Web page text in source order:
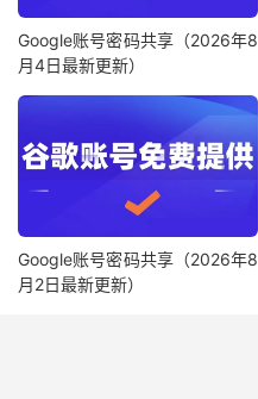
Google账号密码共享（2026年8
月4日最新更新）
Google账号密码共享（2026年8
月2日最新更新）